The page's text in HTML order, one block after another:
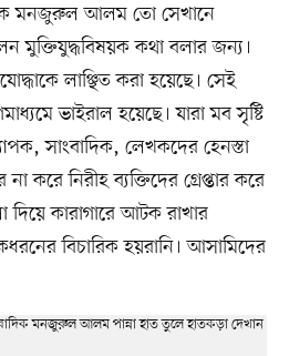
মনজুরুল আলম তো সেখানে
মুক্তিযুদ্ধবিষয়ক কথা বলার জন্য।
লাঞ্ছিত করা হয়েছে। সেই
ভাইরাল হয়েছে। যারা মব সৃষ্টি
সাংবাদিক, লেখকদের হেনস্তা
করে নিরীহ ব্যক্তিদের গ্রেপ্তার করে
দিয়ে কারাগারে আটক রাখার
বিচারিক হয়রানি। আসামিদের